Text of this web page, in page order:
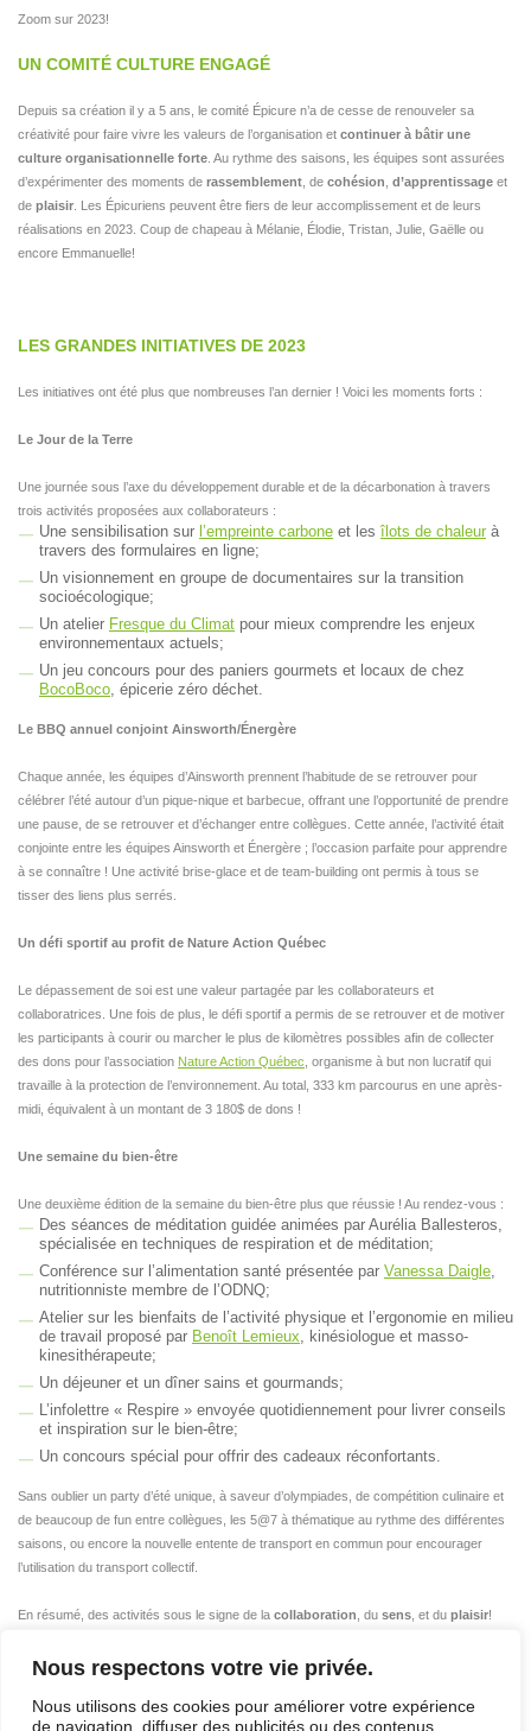
Nous respectons votre vie privée.
Nous utilisons des cookies pour améliorer votre expérience
de navigation, diffuser des publicités ou des contenus
Zoom sur 2023!
UN COMITÉ CULTURE ENGAGÉ
Depuis sa création il y a 5 ans, le comité Épicure n’a de cesse de renouveler sa
créativité pour faire vivre les valeurs de l’organisation et continuer à bâtir une
culture organisationnelle forte. Au rythme des saisons, les équipes sont assurées
d’expérimenter des moments de rassemblement, de cohésion, d’apprentissage et
de plaisir. Les Épicuriens peuvent être fiers de leur accomplissement et de leurs
réalisations en 2023. Coup de chapeau à Mélanie, Élodie, Tristan, Julie, Gaëlle ou
encore Emmanuelle!
LES GRANDES INITIATIVES DE 2023
Les initiatives ont été plus que nombreuses l’an dernier ! Voici les moments forts :
Le Jour de la Terre
Une journée sous l’axe du développement durable et de la décarbonation à travers
trois activités proposées aux collaborateurs :
Une sensibilisation sur l’empreinte carbone et les îlots de chaleur à
travers des formulaires en ligne;
Un visionnement en groupe de documentaires sur la transition
socioécologique;
Un atelier Fresque du Climat pour mieux comprendre les enjeux
environnementaux actuels;
Un jeu concours pour des paniers gourmets et locaux de chez
BocoBoco, épicerie zéro déchet.
Le BBQ annuel conjoint Ainsworth/Énergère
Chaque année, les équipes d’Ainsworth prennent l’habitude de se retrouver pour
célébrer l’été autour d’un pique-nique et barbecue, offrant une l’opportunité de prendre
une pause, de se retrouver et d’échanger entre collègues. Cette année, l’activité était
conjointe entre les équipes Ainsworth et Énergère ; l’occasion parfaite pour apprendre
à se connaître ! Une activité brise-glace et de team-building ont permis à tous se
tisser des liens plus serrés.
Un défi sportif au profit de Nature Action Québec
Le dépassement de soi est une valeur partagée par les collaborateurs et
collaboratrices. Une fois de plus, le défi sportif a permis de se retrouver et de motiver
les participants à courir ou marcher le plus de kilomètres possibles afin de collecter
des dons pour l’association Nature Action Québec, organisme à but non lucratif qui
travaille à la protection de l’environnement. Au total, 333 km parcourus en une après-
midi, équivalent à un montant de 3 180$ de dons !
Une semaine du bien-être
Une deuxième édition de la semaine du bien-être plus que réussie ! Au rendez-vous :
Des séances de méditation guidée animées par Aurélia Ballesteros,
spécialisée en techniques de respiration et de méditation;
Conférence sur l’alimentation santé présentée par Vanessa Daigle,
nutritionniste membre de l’ODNQ;
Atelier sur les bienfaits de l’activité physique et l’ergonomie en milieu
de travail proposé par Benoît Lemieux, kinésiologue et masso-
kinesithérapeute;
Un déjeuner et un dîner sains et gourmands;
L’infolettre « Respire » envoyée quotidiennement pour livrer conseils
et inspiration sur le bien-être;
Un concours spécial pour offrir des cadeaux réconfortants.
Sans oublier un party d’été unique, à saveur d’olympiades, de compétition culinaire et
de beaucoup de fun entre collègues, les 5@7 à thématique au rythme des différentes
saisons, ou encore la nouvelle entente de transport en commun pour encourager
l’utilisation du transport collectif.
En résumé, des activités sous le signe de la collaboration, du sens, et du plaisir!
inspirante.
[Retourner aux nouvelles]